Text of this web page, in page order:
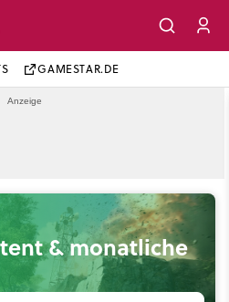
GAMESTAR.DE
& monatliche